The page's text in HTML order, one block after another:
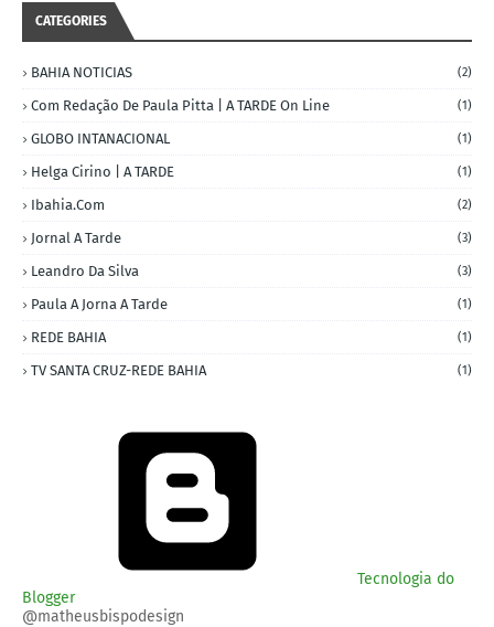
CATEGORIES
BAHIA NOTICIAS (2)
Com Redação De Paula Pitta | A TARDE On Line (1)
GLOBO INTANACIONAL (1)
Helga Cirino | A TARDE (1)
Ibahia.com (2)
Jornal A Tarde (3)
Leandro Da Silva (3)
Paula A Jorna A Tarde (1)
REDE BAHIA (1)
TV SANTA CRUZ-REDE BAHIA (1)
Tecnologia do
Blogger
@matheusbispodesign